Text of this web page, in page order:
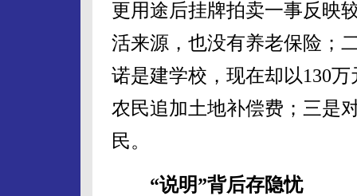
更用途后挂牌拍卖一事反映
活来源，也没有养老保险；
诺是建学校，现在却以130
农民追加土地补偿费；三是
民。
“说明”背后存隐忧